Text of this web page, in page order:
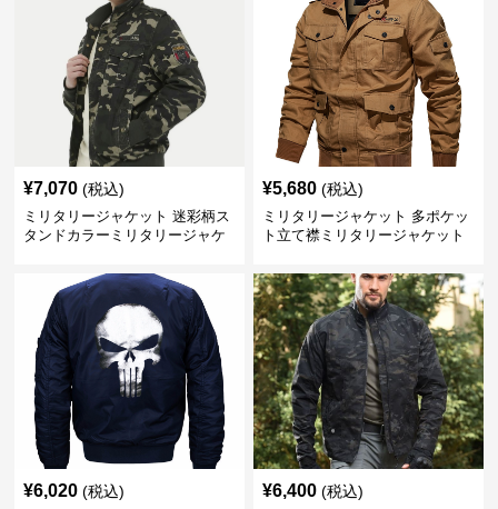
¥7,070 (税込)
ミリタリージャケット 迷彩柄ス
タンドカラーミリタリージャケ
¥5,680 (税込)
ミリタリージャケット 多ポケッ
ト立て襟ミリタリージャケット
¥6,020 (税込) ¥6,400 (税込)